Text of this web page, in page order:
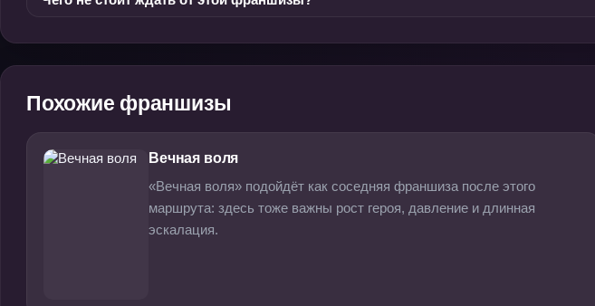
Похожие франшизы
Вечная воля
«Вечная воля» подойдёт как соседняя франшиза после этого
маршрута: здесь тоже важны рост героя, давление и длинная
эскалация.